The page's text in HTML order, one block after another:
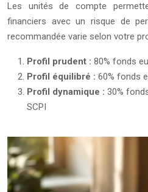
Les unités de compte
financiers avec un risque de
recommandée varie selon votre
Profil prudent : 80% fonds
Profil équilibré : 60% fonds
Profil dynamique : 30%
SCPI